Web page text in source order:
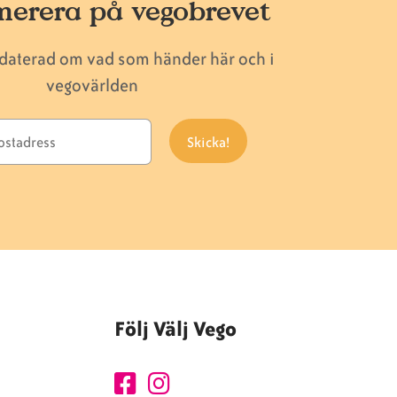
på vegobrevet
om vad som händer här och i
vegovärlden
Följ Välj Vego